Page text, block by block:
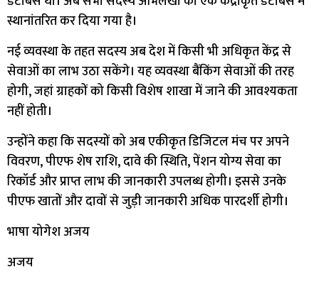
स्थानांतरित कर दिया गया है।
नई व्यवस्था के तहत सदस्य अब देश में किसी भी अधिकृत केंद्र से
सेवाओं का लाभ उठा सकेंगे। यह व्यवस्था बैंकिंग सेवाओं की तरह
होगी, जहां ग्राहकों को किसी विशेष शाखा में जाने की आवश्यकता
नहीं होती।
उन्होंने कहा कि सदस्यों को अब एकीकृत डिजिटल मंच पर अपने
विवरण, पीएफ शेष राशि, दावे की स्थिति, पेंशन योग्य सेवा का
रिकॉर्ड और प्राप्त लाभ की जानकारी उपलब्ध होगी। इससे उनके
पीएफ खातों और दावों से जुड़ी जानकारी अधिक पारदर्शी होगी।
भाषा योगेश अजय
अजय